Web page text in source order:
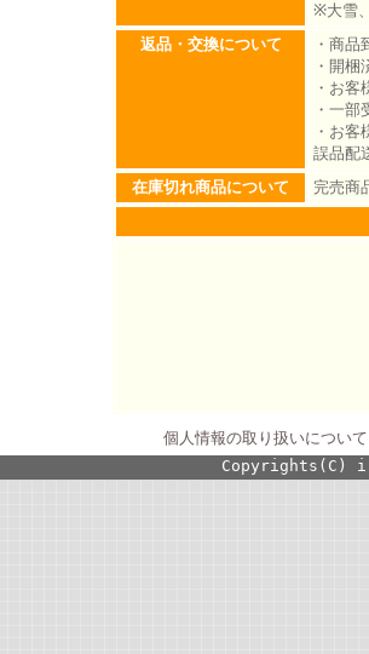
※大雪
返品・交換について
・商
・開
・お
・一
・お
誤品配
在庫切れ商品について
完売商
個人情報の取り扱いについて
Copyrights(C)